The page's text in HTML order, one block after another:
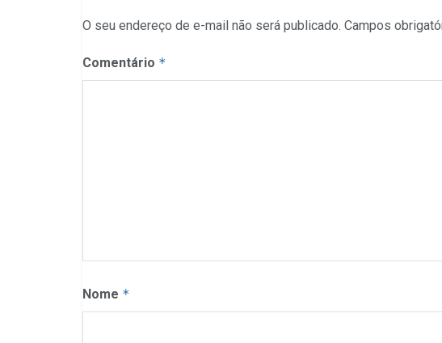
O seu endereço de e-mail não será publicado. Campos
Comentário *
Nome *